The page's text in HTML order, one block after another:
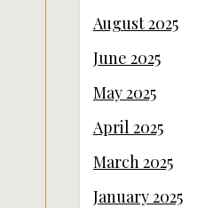
August 2025
June 2025
May 2025
April 2025
March 2025
January 2025